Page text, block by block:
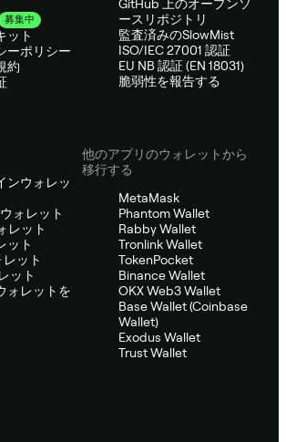
募集中
ット
ーポリシー
約
GitHub 上のオープンソ
ースリポジトリ
監査済みのSlowMist
ISO/IEC 27001 認証
EU NB 認証 (EN 18031)
脆弱性を報告する
ンウォレッ
ォレット
レット
ット
レット
ット
ォレットを
他のアプリのウォレットから
移行する
MetaMask
Phantom Wallet
Rabby Wallet
Tronlink Wallet
TokenPocket
Binance Wallet
OKX Web3 Wallet
Base Wallet (Coinbase
Wallet)
Exodus Wallet
Trust Wallet